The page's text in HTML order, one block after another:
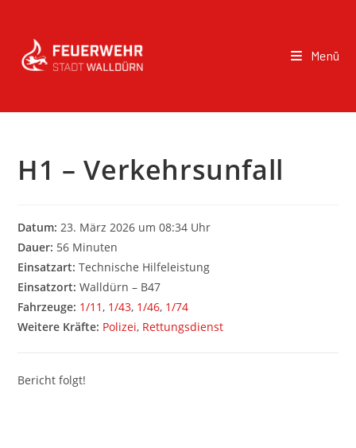
Menü
H1 – Verkehrsunfall
Datum: 23. März 2026 um 08:34 Uhr
Dauer: 56 Minuten
Einsatzart: Technische Hilfeleistung
Einsatzort: Walldürn – B47
Fahrzeuge: 1/11, 1/43, 1/46, 1/74
Weitere Kräfte: Polizei, Rettungsdienst
Bericht folgt!